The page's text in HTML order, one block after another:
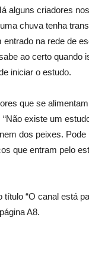
alguns criadores
chuva tenha
na rede de
ao certo quando
iniciar o estudo.
que se
existe um
dos peixes.
que entram pelo
título “O canal está
A8.